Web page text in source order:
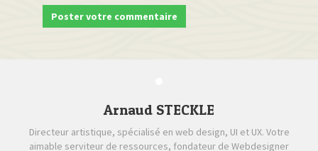
Arnaud STECKLE
Directeur artistique, spécialisé en web design, UI et UX. Votre
aimable serviteur de ressources, fondateur de Webdesigner